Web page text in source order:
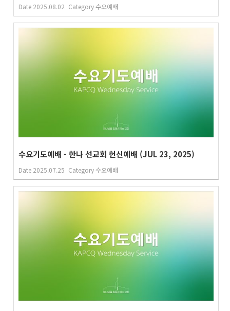
Date 2025.08.02 Category수요예배
수요기도예배 - 한나 선교회 헌신예배 (JUL 23, 2025)
Date 2025.07.25 Category수요예배